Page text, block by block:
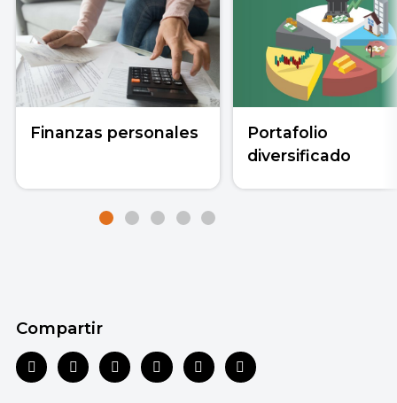
Finanzas personales
Portafolio
diversificado
Compartir